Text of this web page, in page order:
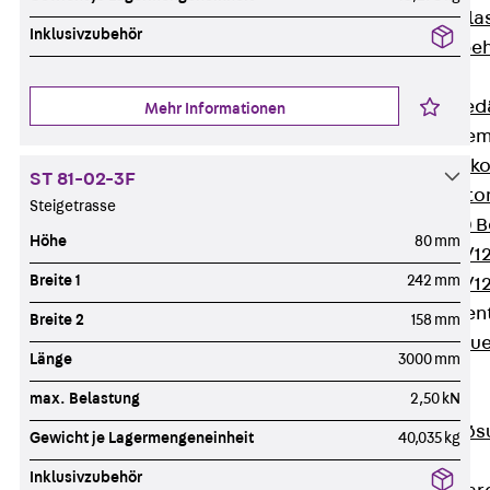
ISOPRO®
ISOPRO® 120
ISOPRO® 80/
ISOPRO® 80/
Zurück
Digitale Lösungen
Digitale
Software
Inklusivzubehör
Mehr Informationen
ST 81-02-3F
Steigetrasse
Höhe 80 mm
Breite 1 242 mm
Breite 2 158 mm
Länge 3000 mm
max. Belastung 2,50 kN
Gewicht je Lagermengeneinheit 40,035 kg
Inklusivzubehör